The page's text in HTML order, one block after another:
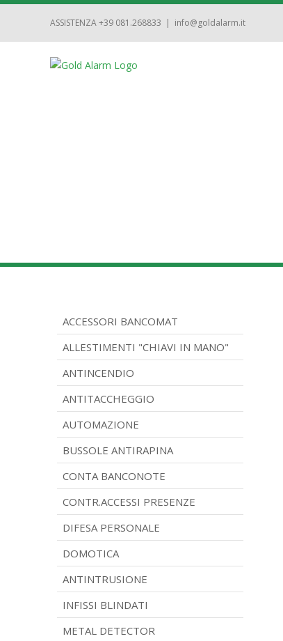
ASSISTENZA +39 081.268833 | info@goldalarm.it
ACCESSORI BANCOMAT
ALLESTIMENTI "CHIAVI IN MANO"
ANTINCENDIO
ANTITACCHEGGIO
AUTOMAZIONE
BUSSOLE ANTIRAPINA
CONTA BANCONOTE
CONTR.ACCESSI PRESENZE
DIFESA PERSONALE
DOMOTICA
ANTINTRUSIONE
INFISSI BLINDATI
METAL DETECTOR